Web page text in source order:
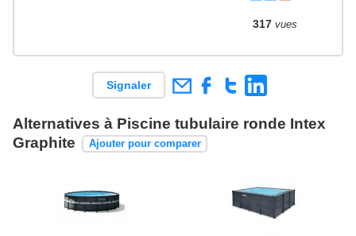
317 vues
Signaler
Alternatives à Piscine tubulaire ronde Intex
Graphite
Ajouter pour comparer